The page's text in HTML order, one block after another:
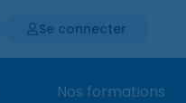
Se connecter
Nos formations